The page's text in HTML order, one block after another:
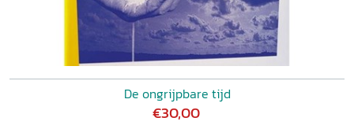
De ongrijpbare tijd
€30,00